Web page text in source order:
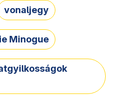
vonaljegy
Minogue